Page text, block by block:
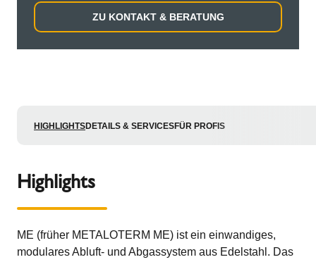
ZU KONTAKT & BERATUNG
HIGHLIGHTSDETAILS & SERVICESFÜR PROFIS
Highlights
ME (früher METALOTERM ME) ist ein einwandiges,
modulares Abluft- und Abgassystem aus Edelstahl. Das